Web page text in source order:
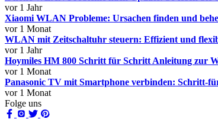
vor 1 Jahr
Xiaomi WLAN Probleme: Ursachen finden und
vor 1 Monat
WLAN mit Zeitschaltuhr steuern: Effizient und
vor 1 Jahr
Hoymiles HM 800 Schritt für Schritt Anleitung zur
vor 1 Monat
Panasonic TV mit Smartphone verbinden: Schritt-
vor 1 Monat
Folge uns